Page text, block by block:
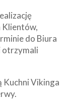
Klientów,
do Biura
otrzymali
Kuchni Vikinga